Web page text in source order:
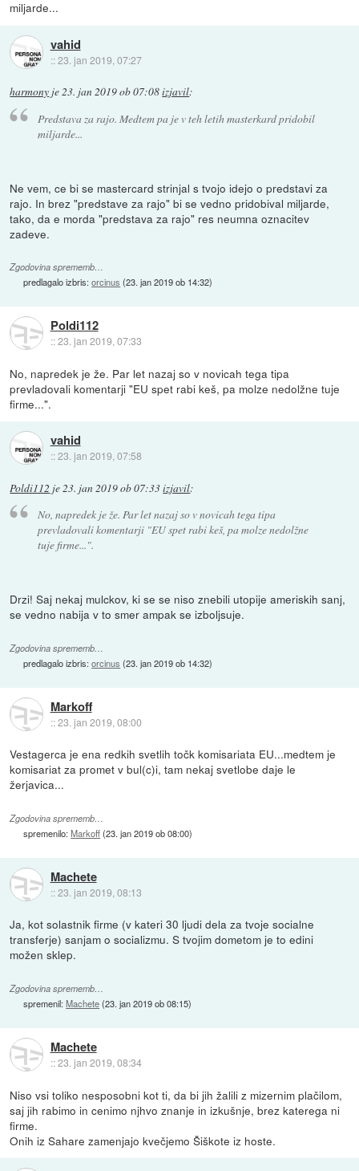
miljarde...
vahid
::23. jan 2019, 07:27
harmony je23. jan 2019 ob 07:08izjavil:
Predstava za rajo. Medtem pa je v teh letih masterkard pridobil
miljarde...
Ne vem, ce bi se mastercard strinjal s tvojo idejo o predstavi za
rajo. In brez "predstave za rajo" bi se vedno pridobival miljarde,
tako, da e morda "predstava za rajo" res neumna oznacitev
zadeve.
Zgodovina sprememb…
predlagalo izbris:orcinus (23. jan 2019 ob 14:32)
Poldi112
::23. jan 2019, 07:33
No, napredek je že. Par let nazaj so v novicah tega tipa
prevladovali komentarji "EU spet rabi keš, pa molze nedolžne tuje
firme...".
vahid
::23. jan 2019, 07:58
Poldi112 je23. jan 2019 ob 07:33izjavil:
No, napredek je že. Par let nazaj so v novicah tega tipa
prevladovali komentarji "EU spet rabi keš, pa molze nedolžne
tuje firme...".
Drzi! Saj nekaj mulckov, ki se se niso znebili utopije ameriskih sanj,
se vedno nabija v to smer ampak se izboljsuje.
Zgodovina sprememb…
predlagalo izbris:orcinus (23. jan 2019 ob 14:32)
Markoff
::23. jan 2019, 08:00
Vestagerca je ena redkih svetlih točk komisariata EU...medtem je
komisariat za promet v bul(c)i, tam nekaj svetlobe daje le
žerjavica...
Zgodovina sprememb…
spremenilo:Markoff(23. jan 2019 ob 08:00)
Machete
::23. jan 2019, 08:13
Ja, kot solastnik firme (v kateri 30 ljudi dela za tvoje socialne
transferje) sanjam o socializmu. S tvojim dometom je to edini
možen sklep.
Zgodovina sprememb…
spremenil:Machete(23. jan 2019 ob 08:15)
Machete
::23. jan 2019, 08:34
Niso vsi toliko nesposobni kot ti, da bi jih žalili z mizernim plačilom,
saj jih rabimo in cenimo njhvo znanje in izkušnje, brez katerega ni
firme.
Onih iz Sahare zamenjajo kvečjemo Šiškote iz hoste.